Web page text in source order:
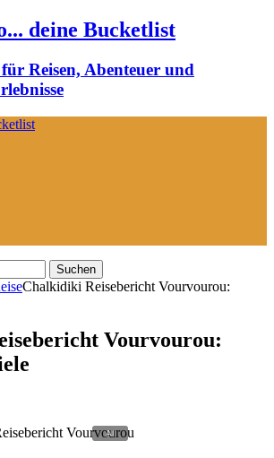
deine Bucketlist
Reisen, Abenteuer und
Chalkidiki Reisebericht Vourvourou:
Vourvourou: